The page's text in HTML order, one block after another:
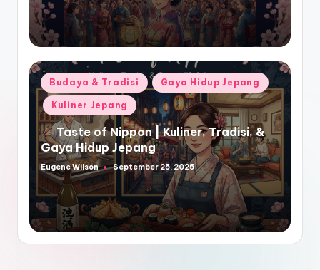
Posted
in
Budaya & Tradisi Gaya Hidup Jepang
Kuliner Jepang
Taste of Nippon | Kuliner, Tradisi, &
Gaya Hidup Jepang
Posted
by
Eugene Wilson September 25, 2025